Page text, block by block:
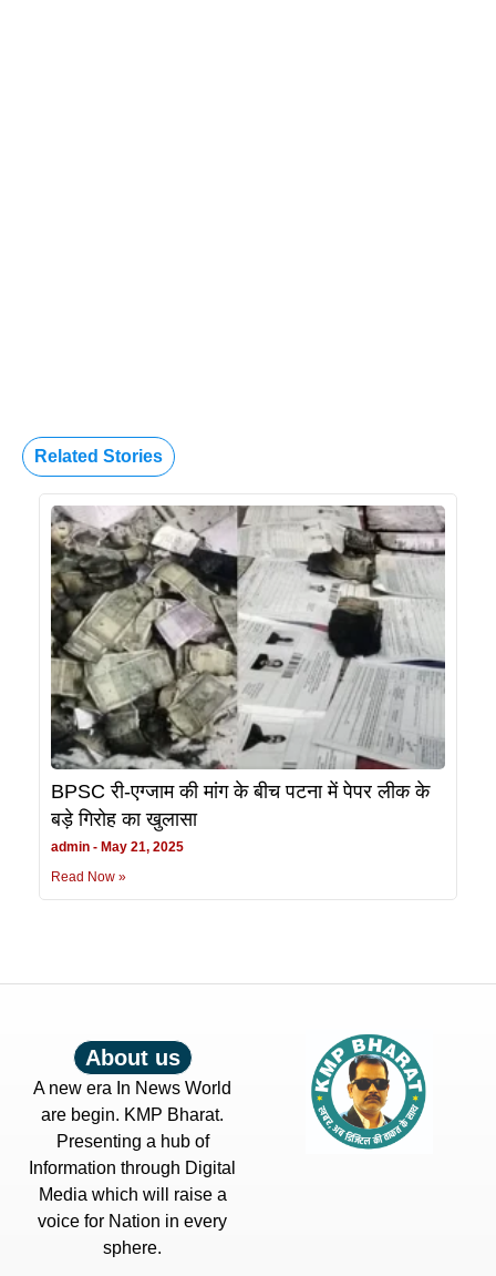
Related Stories
BPSC री-एग्जाम की मांग के बीच पटना में पेपर लीक के
बड़े गिरोह का खुलासा
admin
May 21, 2025
Read Now »
About us
A new era In News World
are begin. KMP Bharat.
Presenting a hub of
Information through Digital
Media which will raise a
voice for Nation in every
sphere.